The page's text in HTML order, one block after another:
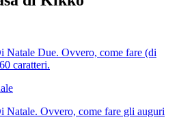
Natale Due. Ovvero, come fare (di
caratteri.
Natale. Ovvero, come fare gli auguri